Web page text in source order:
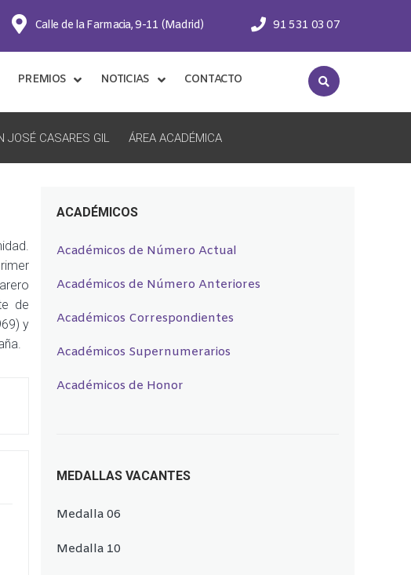
Calle de la Farmacia, 9-11 (Madrid) 91 531 03 07
PREMIOS NOTICIAS CONTACTO
JOSÉ CASARES GIL ÁREA ACADÉMICA
de
y
ACADÉMICOS
Académicos de Número Actual
Académicos de Número Anteriores
Académicos Correspondientes
Académicos Supernumerarios
Académicos de Honor
MEDALLAS VACANTES
Medalla 06
Medalla 10